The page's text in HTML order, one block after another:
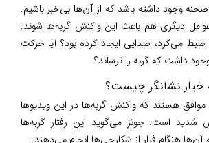
وجود داشته باشد که از آن‌ها بی‌خبر باشیم.
دیگری هم باعث این واکنش گربه‌ها شوند:
ضبط می‌کرد، صدایی ایجاد کرده بود؟ آیا حرکت
داشت که گربه را ترساند؟
خیار نشانگر چیست؟
هستند که واکنش گربه‌ها در این ویدیوها
شدید است. جونز می‌گوید این رفتار گربه‌ها
هنگام فرار از شکارچی‌ها انجام می‌دهند.